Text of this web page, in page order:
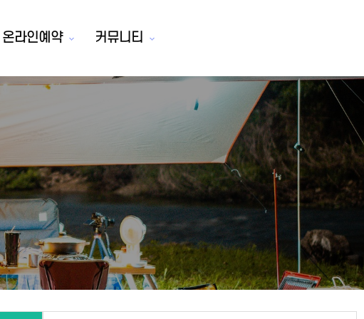
온라인예약 커뮤니티